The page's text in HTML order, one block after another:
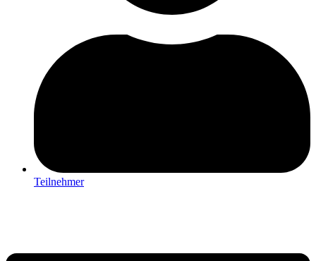
Teilnehmer